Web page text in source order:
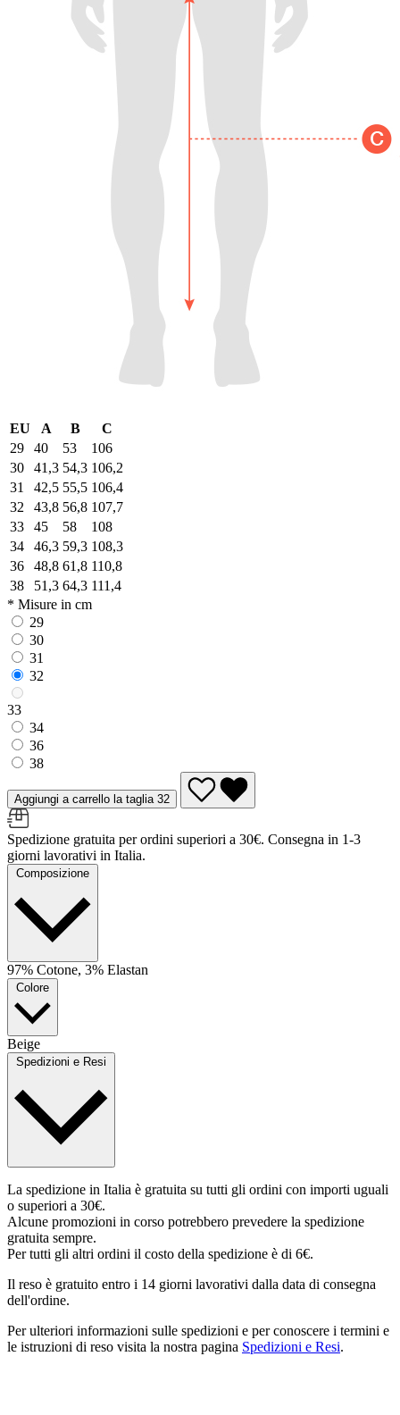
EU A B
C
29
40 53
106
30
41,3 54,3 106,2
31
42,5 55,5 106,4
32
43,8 56,8 107,7
33
45 58
108
34
46,3 59,3 108,3
36
48,8 61,8 110,8
38
51,3 64,3 111,4
* Misure in cm
29
30
31
32
33
34
36
38
Aggiungi a carrello la taglia 32
Spedizione gratuita per ordini superiori a 30€. Consegna in 1-3
giorni lavorativi in Italia.
Composizione
97% Cotone, 3% Elastan
Colore
Beige
Spedizioni e Resi
La spedizione in Italia è gratuita su tutti gli ordini con importi uguali
o superiori a 30€.
Alcune promozioni in corso potrebbero prevedere la spedizione
gratuita sempre.
Per tutti gli altri ordini il costo della spedizione è di 6€.
Il reso è gratuito entro i 14 giorni lavorativi dalla data di consegna
dell'ordine.
Per ulteriori informazioni sulle spedizioni e per conoscere i termini e
le istruzioni di reso visita la nostra pagina Spedizioni e Resi.